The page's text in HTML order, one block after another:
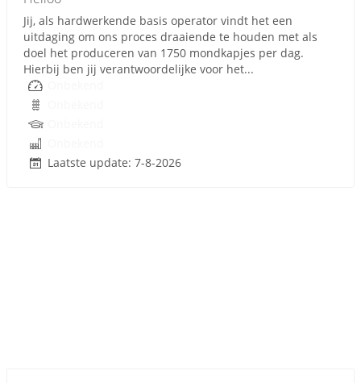
Jij, als hardwerkende basis operator vindt het een
uitdaging om ons proces draaiende te houden met als
doel het produceren van 1750 mondkapjes per dag.
Hierbij ben jij verantwoordelijke voor het...
Laatste update: 7-8-2026